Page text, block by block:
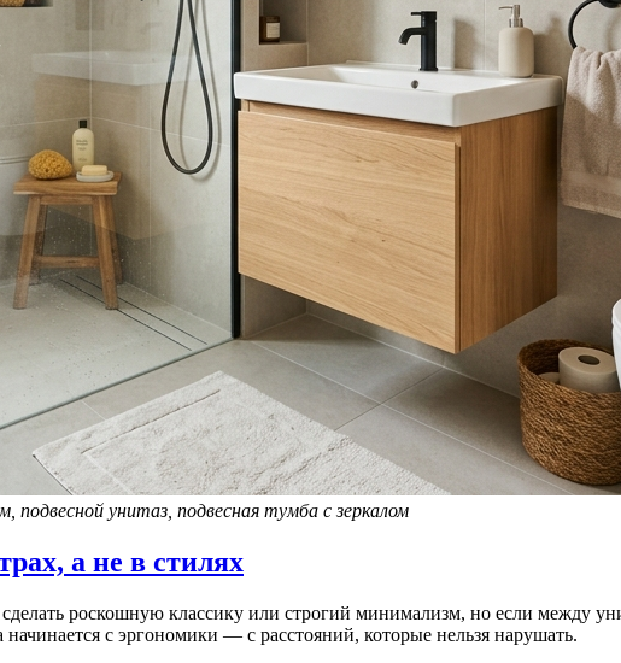
унитаз, подвесная тумба с зеркалом
а не в стилях
роскошную классику или строгий минимализм, но если между
с эргономики — с расстояний, которые нельзя нарушать.